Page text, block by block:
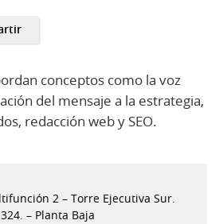
conceptos como la voz
del mensaje a la estrategia,
redacción web y SEO.
2 – Torre Ejecutiva Sur.
– Planta Baja